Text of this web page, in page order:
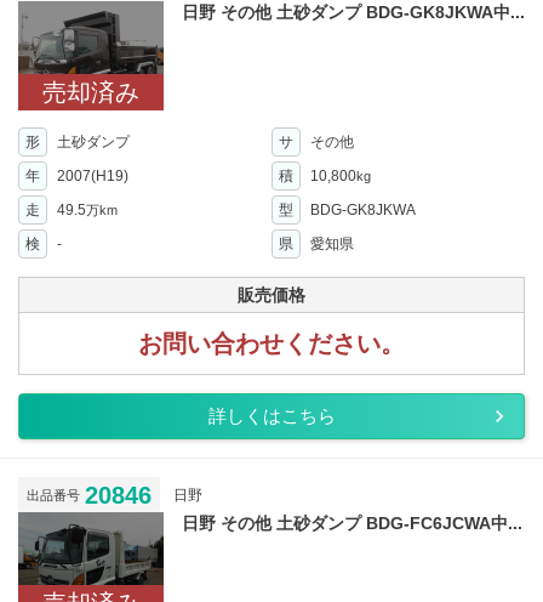
売却済み
日野 その他 土砂ダンプ BDG-GK8JKWA中...
形 土砂ダンプ サ
その他
年
2007(H19) 積 10,800kg
走 49.5万km 型
BDG-GK8JKWA
検
- 県 愛知県
販売価格
お問い合わせください。
詳しくはこちら
出品番号 20846 日野
日野 その他 土砂ダンプ BDG-FC6JCWA中...